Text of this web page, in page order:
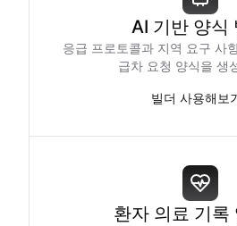
AI 기반 양식
응급 프로토콜과 지역 요구 사
급차 요청 양식을 생
빌더 사용해보
환자 의료 기록